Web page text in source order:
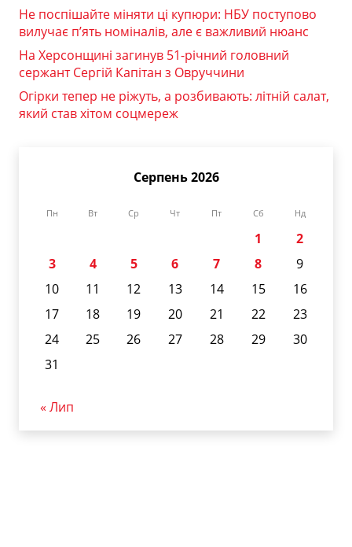
Не поспішайте міняти ці купюри: НБУ поступово
вилучає п’ять номіналів, але є важливий нюанс
На Херсонщині загинув 51-річний головний
сержант Сергій Капітан з Овруччини
Огірки тепер не ріжуть, а розбивають: літній салат,
який став хітом соцмереж
Серпень 2026
Пн Вт Ср Чт Пт Сб Нд
1
2
3
4 5 6 7 8
9
10
11 12 13 14 15
16
17
18 19 20 21 22
23
24
25 26 27 28 29
30
31
« Лип